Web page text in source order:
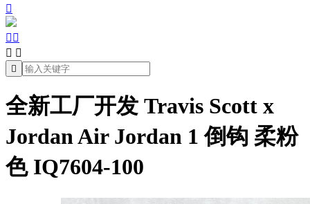

 
 

全新工厂开发 Travis Scott x
Jordan Air Jordan 1 倒钩 柔粉
色 IQ7604-100